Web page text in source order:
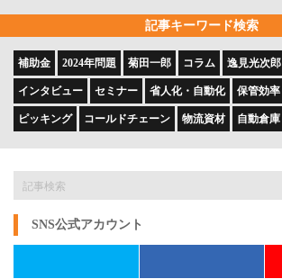
記事キーワード検索
補助金 2024年問題 菊田一郎 コラム 逸見光次郎
インタビュー セミナー 省人化・自動化 保管効率
ピッキング コールドチェーン 物流資材 自動倉庫
SNS公式アカウント